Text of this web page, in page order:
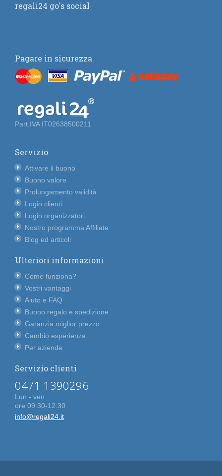
regali24 go's social
Pagare in sicurezza
Part.IVA IT02638500211
Servizio
Attivare il buono
Buono valore
Prolungamento validità
Login clienti
Login organizzatori
Nostro programma Affiliate
Blog ed articoli
Ulteriori informazioni
Come funziona?
Vostri vantaggi
Aiuto e FAQ
Buono regalo e spedizione
Garanzia miglior prezzo
Cambio esperienza
Per aziende
Servizio clienti
0471 1390296
Lun - ven
ore 09:30-12:30
info@regali24.it